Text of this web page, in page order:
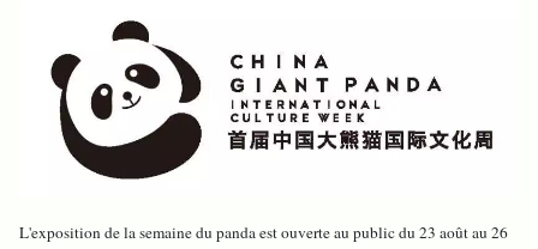
L'exposition de la semaine du panda est ouverte au public du 23 août au 26